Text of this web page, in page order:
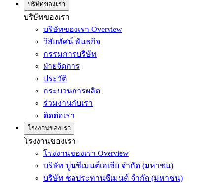
บริษัทของเรา
บริษัทของเรา
บริษัทของเรา Overview
วิสัยทัศน์ พันธกิจ
กรรมการบริษัท
ฝ่ายจัดการ
ประวัติ
กระบวนการผลิต
ร่วมงานกับเรา
ติดต่อเรา
โรงงานของเรา
โรงงานของเรา
โรงงานของเรา Overview
บริษัท ปูนซีเมนต์เอเซีย จำกัด (มหาชน)
บริษัท ชลประทานซีเมนต์ จำกัด (มหาชน)